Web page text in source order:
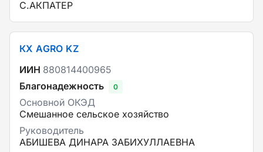
С.АКПАТЕР
КХ AGRO KZ
ИИН 880814400965
Благонадежность
0
Основной ОКЭД
Смешанное сельское хозяйство
Руководитель
АБИШЕВА ДИНАРА ЗАБИХУЛЛАЕВНА